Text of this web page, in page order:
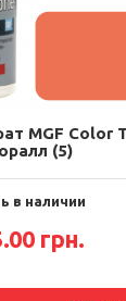
MGF Color
(5)
в наличии
грн.